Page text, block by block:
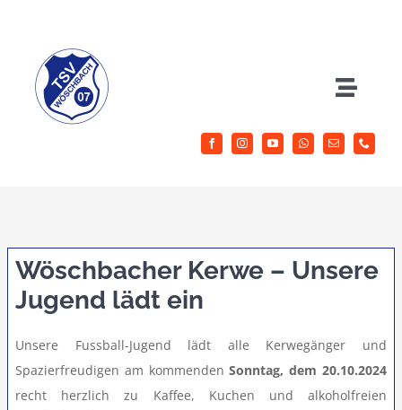
springen
Toggle
Herrenfussball
Sportangebote
Verein
Wöschbacher Kerwe – Unsere
Jugend lädt ein
Unsere Fussball-Jugend lädt alle Kerwegänger und
Spazierfreudigen am kommendenSonntag, dem 20.10.2024
recht herzlich zu Kaffee, Kuchen und alkoholfreien